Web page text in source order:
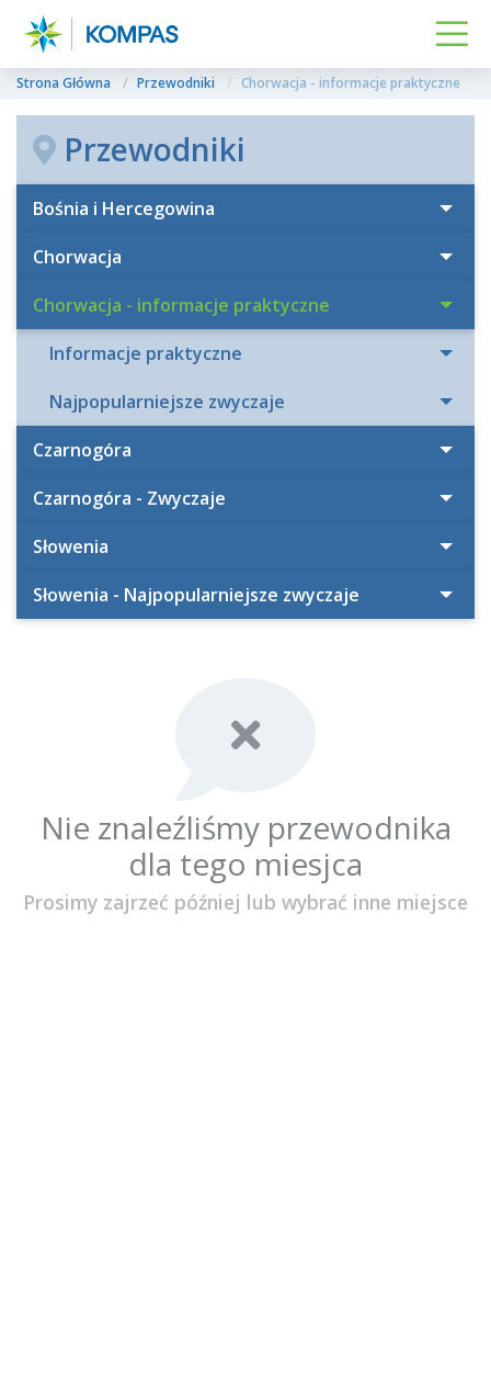
Strona Główna Przewodniki Chorwacja - informacje praktyczne
Przewodniki
Bośnia i Hercegowina
Chorwacja
Chorwacja - informacje praktyczne
Informacje praktyczne
Najpopularniejsze zwyczaje
Czarnogóra
Czarnogóra - Zwyczaje
Słowenia
Słowenia - Najpopularniejsze zwyczaje
Nie znaleźliśmy przewodnika
dla tego miesjca
Prosimy zajrzeć później lub wybrać inne miejsce